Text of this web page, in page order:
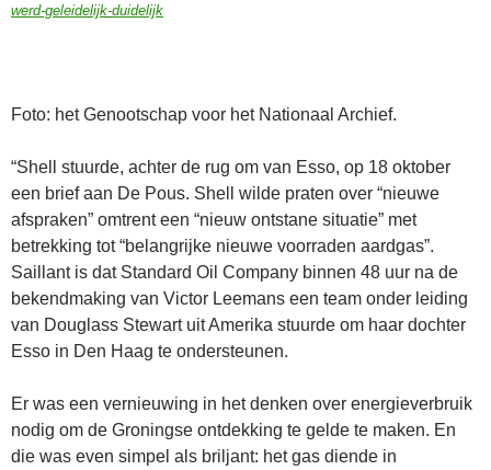
werd-geleidelijk-duidelijk
Foto: het Genootschap voor het Nationaal Archief.
“Shell stuurde, achter de rug om van Esso, op 18 oktober
een brief aan De Pous. Shell wilde praten over “nieuwe
afspraken” omtrent een “nieuw ontstane situatie” met
betrekking tot “belangrijke nieuwe voorraden aardgas”.
Saillant is dat Standard Oil Company binnen 48 uur na de
bekendmaking van Victor Leemans een team onder leiding
van Douglass Stewart uit Amerika stuurde om haar dochter
Esso in Den Haag te ondersteunen.
Er was een vernieuwing in het denken over energieverbruik
nodig om de Groningse ontdekking te gelde te maken. En
die was even simpel als briljant: het gas diende in